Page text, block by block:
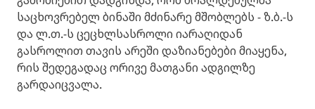
საცხოვრებელ ბინაში მძინარე მშობლებს - ზ.ბ.-ს
და ლ.თ.-ს ცეცხლსასროლი იარაღიდან
გასროლით თავის არეში დაზიანებები მიაყენა,
რის შედეგადაც ორივე მათგანი ადგილზე
გარდაიცვალა.